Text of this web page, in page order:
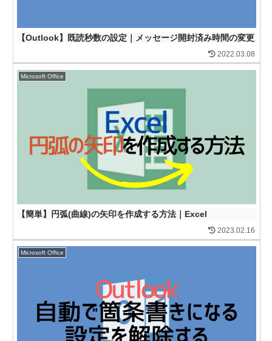
【Outlook】既読秒数の設定｜メッセージ開封済み時間の変更
2022.03.08
Microsoft Office
【簡単】円弧(曲線)の矢印を作成する方法｜Excel
2023.02.16
Microsoft Office